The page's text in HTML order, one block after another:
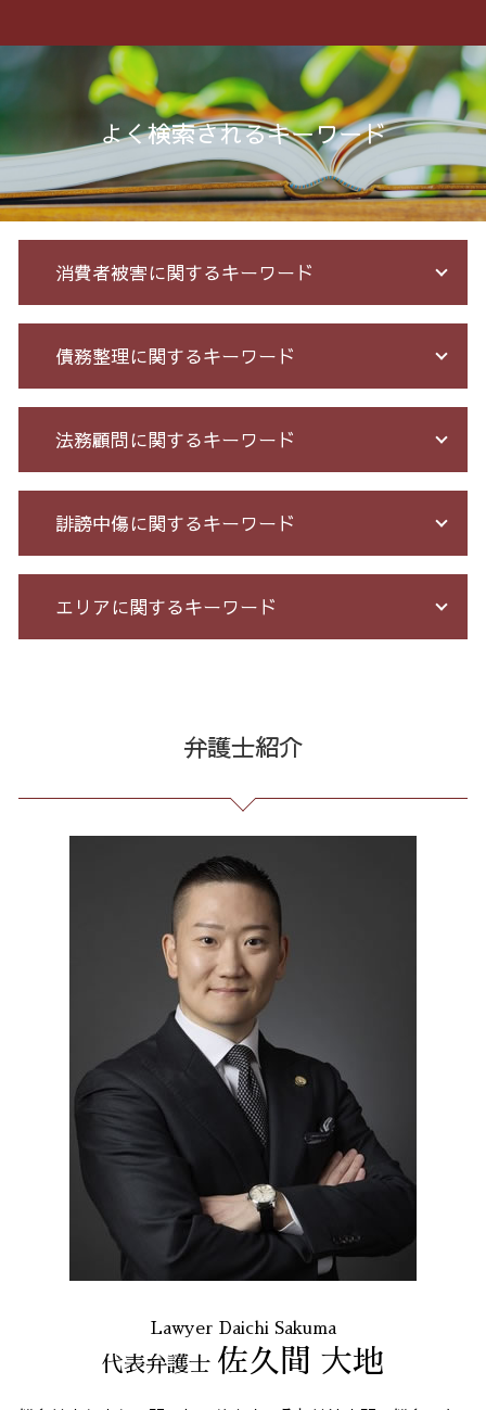
よく検索されるキーワード
消費者被害に関するキーワード
サクラ サイト 詐欺
ネット 詐欺 被害 届
詐欺 サクラ
投資セミナー 怪しい
投資 詐欺
お金 を 騙し 取 られ たら
詐欺 返金されない
投資詐欺 回収
アマゾン 詐欺 被害
詐欺 悪質
先物 取引 詐欺
クレジット カード 詐欺 被害
債務整理に関するキーワード
自己破産 メリット デメリット
個人再生 債務整理 メリット
個人 自己破産 デメリット
破産 流れ
個人再生 再生計画
借金 個人再生 条件
借金 督促状
借金 債務整理 メリット
破産法 自己破産
借金 自己破産 解決
給与所得者 再生
消費者金融 返済 過払い金
法務顧問に関するキーワード
残業代 未払い
不当解雇 とは
パワハラ 相談 解決
契約 書 リーガル チェック
予防法務 とは
戦略法務 とは
セクハラ 相談 解決
不当解雇 労基
臨床法務 とは
企業法務 とは
セクハラ パワハラ
残業 未払い 請求
誹謗中傷に関するキーワード
誹謗中傷 逮捕
誹謗中傷 相談
誹謗中傷 被害
誹謗中傷 特定
誹謗中傷 SNS
Twitter 誹謗中傷
ネット 誹謗中傷
エリアに関するキーワード
任意整理 23区 相談
マルチ商法 東京都 弁護士
不当請求 港区 弁護士
架空請求 全国 弁護士
マルチ商法 全国 弁護士
振り込め詐欺 東京都 相談
過払い金請求 23区 弁護士
個人再生 全国 弁護士
企業法務 港区 相談
任意整理 港区 相談
出会い系 詐欺 23区 相談
労働問題 全国 弁護士
不当請求 23区 相談
個人再生 全国 相談
消費者被害 東京都 相談
破産 問題 東京都 弁護士
弁護士紹介
Lawyer Daichi Sakuma
代表弁護士 佐久間 大地